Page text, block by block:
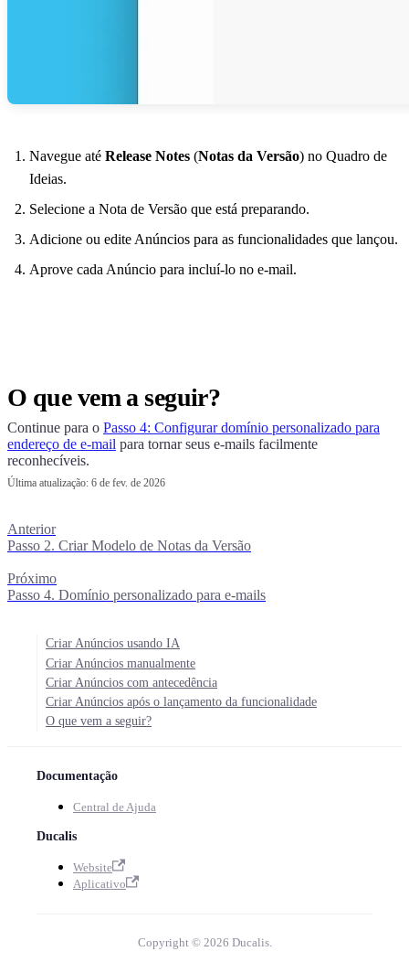
Navegue até Release Notes (Notas da Versão) no Quadro de
Ideias.
Selecione a Nota de Versão que está preparando.
Adicione ou edite Anúncios para as funcionalidades que lançou.
Aprove cada Anúncio para incluí-lo no e-mail.
O que vem a seguir?
Continue para o Passo 4: Configurar domínio personalizado para
endereço de e-mail para tornar seus e-mails facilmente
reconhecíveis.
Última atualização: 6 de fev. de 2026
Anterior
Passo 2. Criar Modelo de Notas da Versão
Próximo
Passo 4. Domínio personalizado para e-mails
Criar Anúncios usando IA
Criar Anúncios manualmente
Criar Anúncios com antecedência
Criar Anúncios após o lançamento da funcionalidade
O que vem a seguir?
Documentação
Central de Ajuda
Ducalis
Website
Aplicativo
Copyright © 2026 Ducalis.